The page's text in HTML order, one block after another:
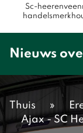
Sc-
Nieuws
Thuis »
Ajax - SC